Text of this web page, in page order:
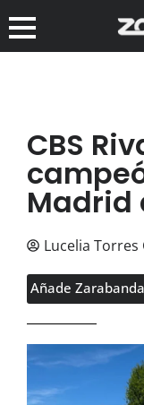
CBS
Madrid
Lucelia Torres
Añade